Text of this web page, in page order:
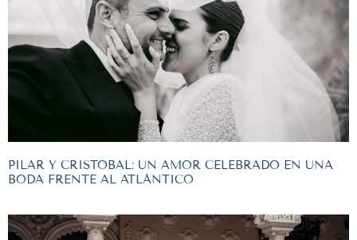
PILAR Y CRISTOBAL: UN AMOR CELEBRADO EN UNA
BODA FRENTE AL ATLÁNTICO